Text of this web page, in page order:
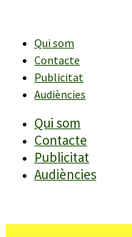
contingutQui som
Contacte
Publicitat
Audiències
Qui som
Contacte
Publicitat
Audiències